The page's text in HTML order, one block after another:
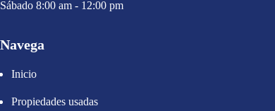
Sábado 8:00 am - 12:00 pm
Navega
Inicio
Propiedades usadas